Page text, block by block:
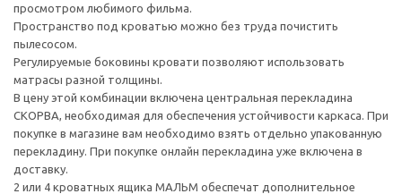
просмотром любимого фильма.
Пространство под кроватью можно без труда почистить
пылесосом.
Регулируемые боковины кровати позволяют использовать
матрасы разной толщины.
В цену этой комбинации включена центральная перекладина
СКОРВА, необходимая для обеспечения устойчивости каркаса. При
покупке в магазине вам необходимо взять отдельно упакованную
перекладину. При покупке онлайн перекладина уже включена в
доставку.
2 или 4 кроватных ящика МАЛЬМ обеспечат дополнительное